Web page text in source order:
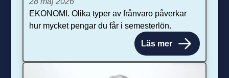
EKONOMI. Olika typer av frånvaro påverkar
hur mycket pengar du får i semesterlön.
Läs mer